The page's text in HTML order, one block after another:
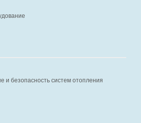
и безопасность систем отопления